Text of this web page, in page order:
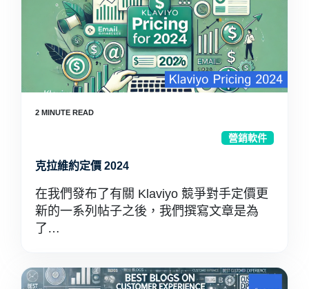
營銷軟件
克拉維約定價 2024
在我們發布了有關 Klaviyo 競爭對手定價更
新的一系列帖子之後，我們撰寫文章是為
了…